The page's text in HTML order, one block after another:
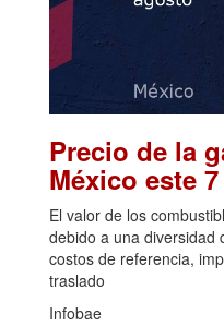
Precio de la
México este
El valor de los
debido a una diversidad
costos de referencia,
traslado
Infobae